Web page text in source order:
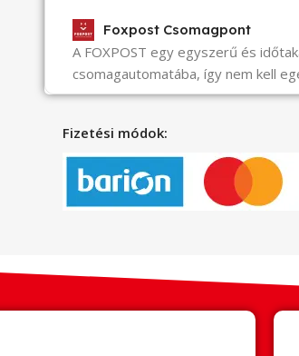
Foxpost Csomagpont
A FOXPOST egy egyszerű és
csomagautomatába, így nem kell
Fizetési módok: